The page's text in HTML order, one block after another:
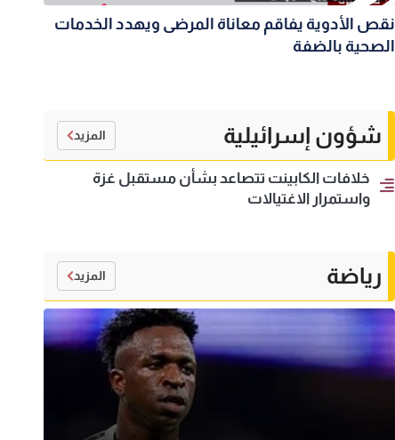
نقص الأدوية يفاقم معاناة المرضى ويهدد الخدمات
الصحية بالضفة
شؤون إسرائيلية المزيد
خلافات الكابينت تتصاعد بشأن مستقبل غزة
واستمرار الاغتيالات
رياضة المزيد